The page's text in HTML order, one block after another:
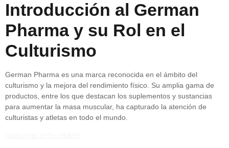
Introducción al German
Pharma y su Rol en el
Culturismo
German Pharma es una marca reconocida en el ámbito del
culturismo y la mejora del rendimiento físico. Su amplia gama de
productos, entre los que destacan los suplementos y sustancias
para aumentar la masa muscular, ha capturado la atención de
culturistas y atletas en todo el mundo.